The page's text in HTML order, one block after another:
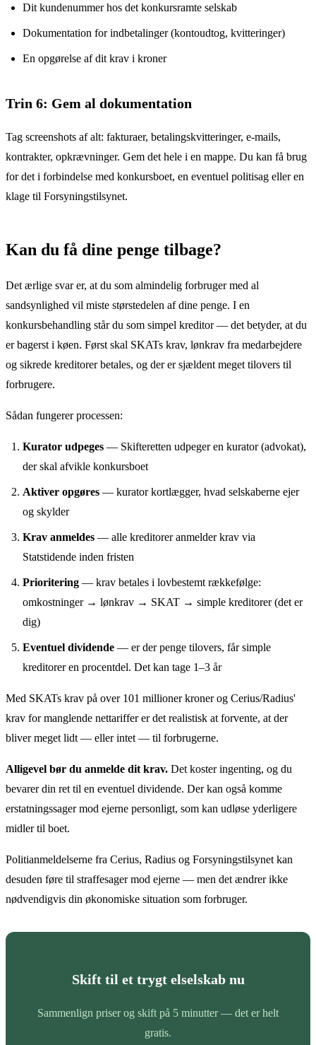
Dit kundenummer hos det konkursramte selskab
Dokumentation for indbetalinger (kontoudtog, kvitteringer)
En opgørelse af dit krav i kroner
Trin 6: Gem al dokumentation
Tag screenshots af alt: fakturaer, betalingskvitteringer, e-mails,
kontrakter, opkrævninger. Gem det hele i en mappe. Du kan få brug
for det i forbindelse med konkursboet, en eventuel politisag eller en
klage til Forsyningstilsynet.
Kan du få dine penge tilbage?
Det ærlige svar er, at du som almindelig forbruger med al
sandsynlighed vil miste størstedelen af dine penge. I en
konkursbehandling står du som simpel kreditor — det betyder, at du
er bagerst i køen. Først skal SKATs krav, lønkrav fra medarbejdere
og sikrede kreditorer betales, og der er sjældent meget tilovers til
forbrugere.
Sådan fungerer processen:
Kurator udpeges — Skifteretten udpeger en kurator (advokat),
der skal afvikle konkursboet
Aktiver opgøres — kurator kortlægger, hvad selskaberne ejer
og skylder
Krav anmeldes — alle kreditorer anmelder krav via
Statstidende inden fristen
Prioritering — krav betales i lovbestemt rækkefølge:
omkostninger → lønkrav → SKAT → simple kreditorer (det er
dig)
Eventuel dividende — er der penge tilovers, får simple
kreditorer en procentdel. Det kan tage 1–3 år
Med SKATs krav på over 101 millioner kroner og Cerius/Radius'
krav for manglende nettariffer er det realistisk at forvente, at der
bliver meget lidt — eller intet — til forbrugerne.
Alligevel bør du anmelde dit krav. Det koster ingenting, og du
bevarer din ret til en eventuel dividende. Der kan også komme
erstatningssager mod ejerne personligt, som kan udløse yderligere
midler til boet.
Politianmeldelserne fra Cerius, Radius og Forsyningstilsynet kan
desuden føre til straffesager mod ejerne — men det ændrer ikke
nødvendigvis din økonomiske situation som forbruger.
Skift til et trygt elselskab nu
Sammenlign priser og skift på 5 minutter — det er helt
gratis.